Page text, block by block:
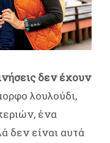
δεν έχουν
λουλούδι,
ένα
δεν είναι αυτά